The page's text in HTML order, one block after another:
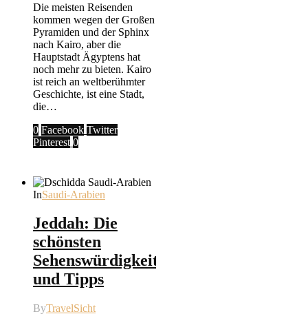
Die meisten Reisenden
kommen wegen der Großen
Pyramiden und der Sphinx
nach Kairo, aber die
Hauptstadt Ägyptens hat
noch mehr zu bieten. Kairo
ist reich an weltberühmter
Geschichte, ist eine Stadt,
die…
0 Facebook Twitter
Pinterest 0
InSaudi-Arabien
Jeddah: Die
schönsten
Sehenswürdigkeiten
und Tipps
ByTravelSicht